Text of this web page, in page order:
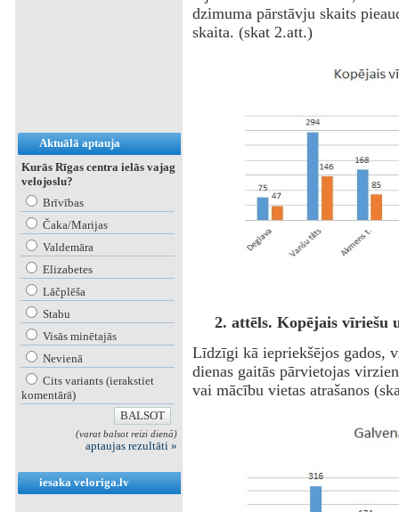
Aktuālā aptauja
Kurās Rīgas centra ielās vajag
velojoslu?
Brīvības
Čaka/Marijas
Valdemāra
Elizabetes
Lāčplēša
Stabu
Visās minētajās
Nevienā
Cits variants (ierakstiet
komentārā)
(varat balsot reizi dienā)
aptaujas rezultāti »
iesaka veloriga.lv
dzimuma pārstāvju skaits
skaita. (skat 2.att.)
2. attēls. Kopējais vīriešu
Līdzīgi kā iepriekšējos gados,
dienas gaitās pārvietojas
vai mācību vietas atrašanos